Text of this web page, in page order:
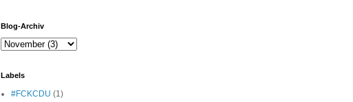
Blog-Archiv
Labels
#FCKCDU (1)